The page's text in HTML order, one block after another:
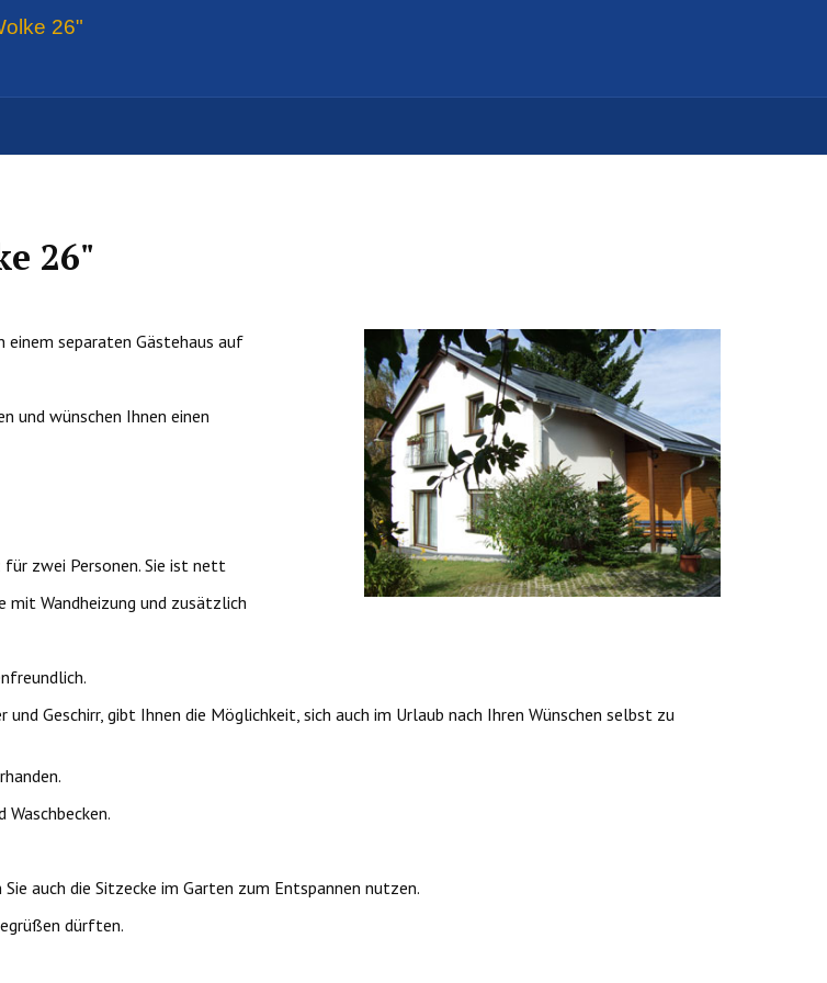
26"
26"
einem separaten Gästehaus auf
und wünschen Ihnen einen
zwei Personen. Sie ist nett
mit Wandheizung und zusätzlich
Geschirr, gibt Ihnen die Möglichkeit, sich auch im Urlaub nach Ihren Wünschen selbst zu
auch die Sitzecke im Garten zum Entspannen nutzen.
dürften.